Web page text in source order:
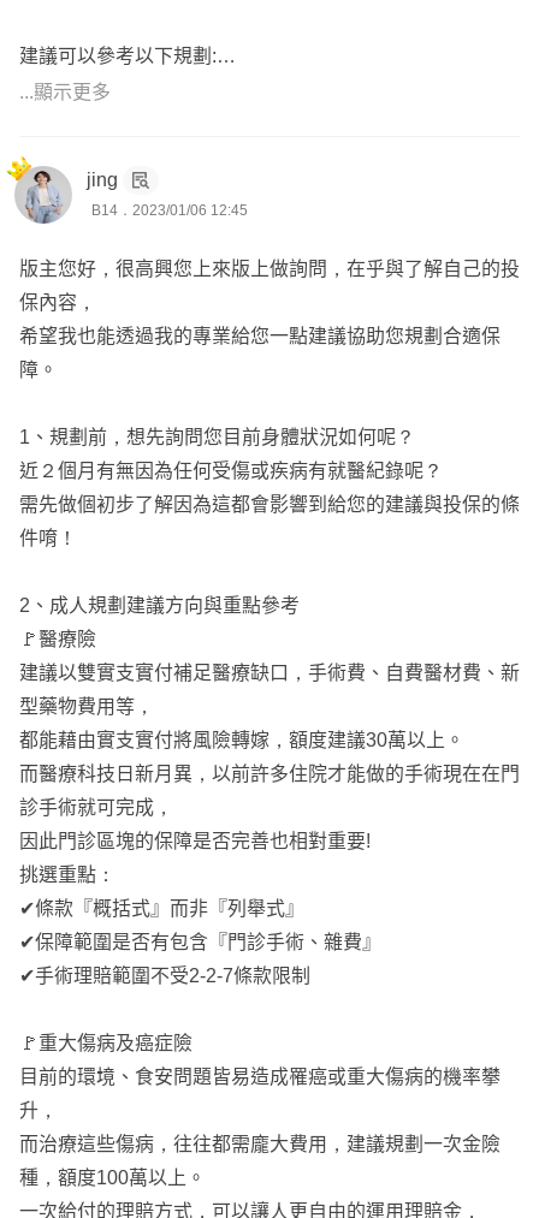
建議可以參考以下規劃:
https://imgur.com/eYJ3AgH
以上是給您的建議，如果想進一步討論或諮詢，請點我頭像
傳送訊息，謝謝您!!
...顯示更多
jing
B14．2023/01/06 12:45
版主您好，很高興您上來版上做詢問，在乎與了解自己的投
保內容，
希望我也能透過我的專業給您一點建議協助您規劃合適保
障。
1、規劃前，想先詢問您目前身體狀況如何呢？
近２個月有無因為任何受傷或疾病有就醫紀錄呢？
需先做個初步了解因為這都會影響到給您的建議與投保的條
件唷！
2、成人規劃建議方向與重點參考
🚩醫療險
建議以雙實支實付補足醫療缺口，手術費、自費醫材費、新
型藥物費用等，
都能藉由實支實付將風險轉嫁，額度建議30萬以上。
而醫療科技日新月異，以前許多住院才能做的手術現在在門
診手術就可完成，
因此門診區塊的保障是否完善也相對重要!
挑選重點：
✔條款『概括式』而非『列舉式』
✔保障範圍是否有包含『門診手術、雜費』
✔手術理賠範圍不受2-2-7條款限制
🚩重大傷病及癌症險
目前的環境、食安問題皆易造成罹癌或重大傷病的機率攀
升，
而治療這些傷病，往往都需龐大費用，建議規劃一次金險
種，額度100萬以上。
一次給付的理賠方式，可以讓人更自由的運用理賠金，